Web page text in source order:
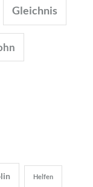
Gleichnis
Helfen